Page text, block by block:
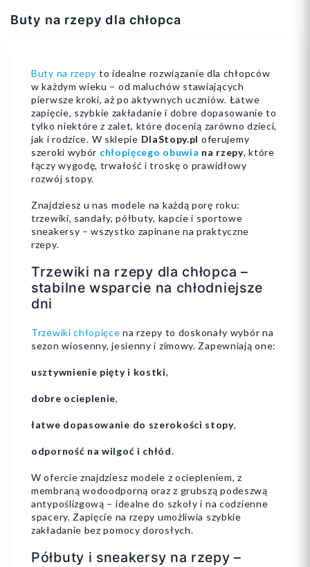
Buty na rzepy dla chłopca
Buty na rzepy to idealne rozwiązanie dla chłopców
w każdym wieku – od maluchów stawiających
pierwsze kroki, aż po aktywnych uczniów. Łatwe
zapięcie, szybkie zakładanie i dobre dopasowanie to
tylko niektóre z zalet, które docenią zarówno dzieci,
jak i rodzice. W sklepie DlaStopy.pl oferujemy
szeroki wybór chłopięcego obuwia na rzepy, które
łączy wygodę, trwałość i troskę o prawidłowy
rozwój stopy.
Znajdziesz u nas modele na każdą porę roku:
trzewiki, sandały, półbuty, kapcie i sportowe
sneakersy – wszystko zapinane na praktyczne
rzepy.
Trzewiki na rzepy dla chłopca –
stabilne wsparcie na chłodniejsze
dni
Trzewiki chłopięce na rzepy to doskonały wybór na
sezon wiosenny, jesienny i zimowy. Zapewniają one:
usztywnienie pięty i kostki,
dobre ocieplenie,
łatwe dopasowanie do szerokości stopy,
odporność na wilgoć i chłód.
W ofercie znajdziesz modele z ociepleniem, z
membraną wodoodporną oraz z grubszą podeszwą
antypoślizgową – idealne do szkoły i na codzienne
spacery. Zapięcie na rzepy umożliwia szybkie
zakładanie bez pomocy dorosłych.
Półbuty i sneakersy na rzepy –
31
Dodaj do koszyka Dodaj do koszyka